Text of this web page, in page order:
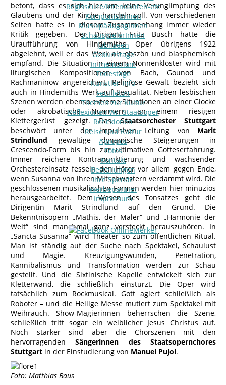
Regisseure/Intendanten-etc
KomponistInnen
MusikpädagogInnen
SchauspielerInnen
Jubilaeen
Geburtstage
In memoriam
Todestage
Künstler-Info
Feuilleton
Themen zur Kultur
Reflexionen Wr. Staatsoper
Reflexionen
Reise und Kultur
Apropos
Fotos
Kontakt
Bestellungen
Ihre Spende
Werbepartner
Impressum
betont, dass es sich hier um keine Verunglimpfung des
Glaubens und der Kirche handeln soll. Von verschiedenen
Seiten hatte es in diesem Zusammenhang immer wieder
Kritik gegeben. Der Dirigent Fritz Busch hatte die
Uraufführung von Hindemiths Oper übrigens 1922
abgelehnt, weil er das Werk als obszön und blasphemisch
empfand. Die Situation in einem Nonnenkloster wird mit
liturgischen Kompositionen von Bach, Gounod und
Rachmaninow angereichert. Religiöse Gewalt bezieht sich
auch in Hindemiths Werk auf Sexualität. Neben lesbischen
Szenen werden ebenso extreme Situationen an einer Glocke
oder akrobatische Nummern an einem riesigen
Klettergerüst gezeigt. DasStaatsorchester Stuttgart
beschwört unter der impulsiven Leitung von Marit
Strindlund gewaltige dynamische Steigerungen in
Crescendo-Form bis hin zur ultimativen Gotteserfahrung.
Immer reichere Kontrapunktierung und wachsender
Orchestereinsatz fesseln den Hörer vor allem gegen Ende,
wenn Susanna von ihren Mitschwestern verdammt wird. Die
geschlossenen musikalischen Formen werden hier minuziös
herausgearbeitet. Dem Wesen des Tonsatzes geht die
Dirigentin Marit Strindlund auf den Grund. Die
Bekenntnisopern „Mathis, der Maler“ und „Harmonie der
Welt“ sind manchmal ganz versteckt herauszuhören. In
„Sancta Susanna“ wird Theater so zum öffentlichen Ritual.
Man ist ständig auf der Suche nach Spektakel, Schaulust
und Magie. Kreuzigungswunden, Penetration,
Kannibalismus und Transformation werden zur Schau
gestellt. Und die Sixtinische Kapelle entwickelt sich zur
Kletterwand, die schließlich einstürzt. Die Oper wird
tatsächlich zum Rockmusical. Gott agiert schließlich als
Roboter – und die Heilige Messe mutiert zum Spektakel mit
Weihrauch. Show-Magierinnen beherrschen die Szene,
schließlich tritt sogar ein weiblicher Jesus Christus auf.
Noch stärker sind aber die Chorszenen mit den
hervorragendenSängerinnen des Staatsopernchores
Stuttgart in der Einstudierung von Manuel Pujol.
Foto: Matthias Baus